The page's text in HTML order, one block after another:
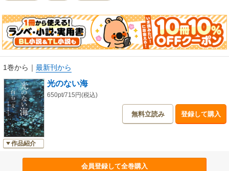
1巻から ｜ 最新刊から
作品紹介
光のない海
650pt/715円(税込)
無料立読み 登録して購入
会員登録して全巻購入